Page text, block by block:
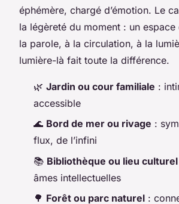
éphémère, chargé d’émotion. Le
la légèreté du moment : un
la parole, à la circulation, à la
lumière-là fait toute la différence.
🌿 Jardin ou cour familiale :
accessible
🌊 Bord de mer ou rivage :
flux, de l’infini
📚 Bibliothèque ou lieu culturel
âmes intellectuelles
🌳 Forêt ou parc naturel :